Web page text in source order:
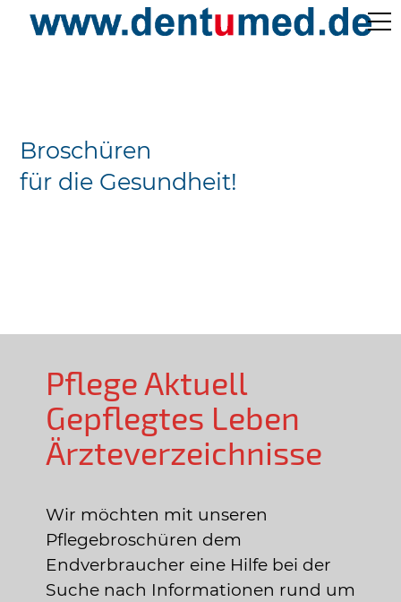
Ärzteverzeichnisse
Broschüren
für die Gesundheit!
Pflege Aktuell
Gepflegtes Leben
Ärzteverzeichnisse
Wir möchten mit unseren
Pflegebroschüren dem
Endverbraucher eine Hilfe bei der
Suche nach Informationen rund um